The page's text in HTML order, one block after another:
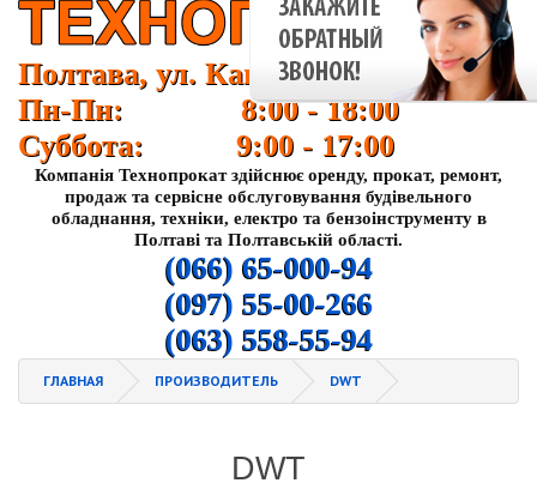
Полтава, ул. Кагамлыка 37
Пн-Пн: 8:00 - 18:00
Суббота: 9:00 - 17:00
Компанія Технопрокат здійснює оренду, прокат, ремонт,
продаж та сервісне обслуговування будівельного
обладнання, техніки, електро та бензоінструменту в
Полтаві та Полтавській області.
(066) 65-000-94
(097) 55-00-266
(063) 558-55-94
ГЛАВНАЯ ПРОИЗВОДИТЕЛЬ DWT
DWT